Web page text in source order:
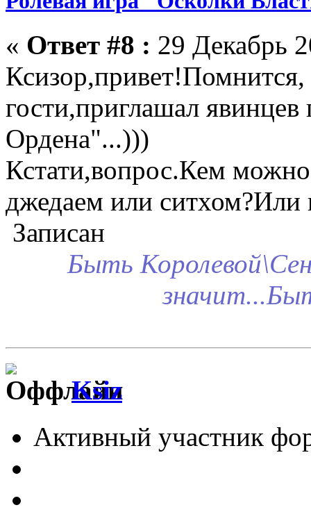
« Ответ #8 : 29 Декабрь
гости,приглашал
Ордена"...)))
Кстати,вопрос.Кем
джедаем или ситхом?Или
Записан
Быть
Ksiz
Активный участник